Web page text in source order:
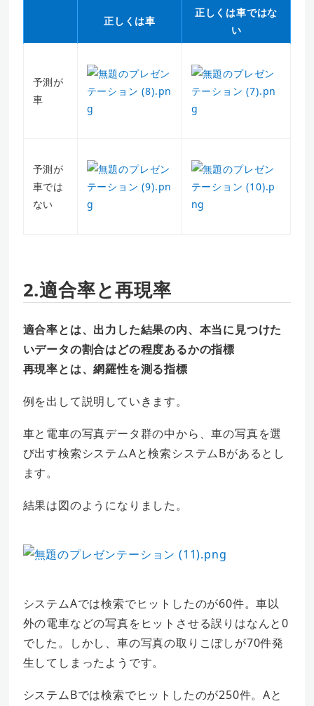
正しくは車
正しくは車ではな
い
予測が
車
予測が
車では
ない
2.適合率と再現率
適合率とは、出力した結果の内、本当に見つけた
いデータの割合はどの程度あるかの指標
再現率とは、網羅性を測る指標
例を出して説明していきます。
車と電車の写真データ群の中から、車の写真を選
び出す検索システムAと検索システムBがあるとし
ます。
結果は図のようになりました。
システムAでは検索でヒットしたのが60件。車以
外の電車などの写真をヒットさせる誤りはなんと0
でした。しかし、車の写真の取りこぼしが70件発
生してしまったようです。
システムBでは検索でヒットしたのが250件。Aと